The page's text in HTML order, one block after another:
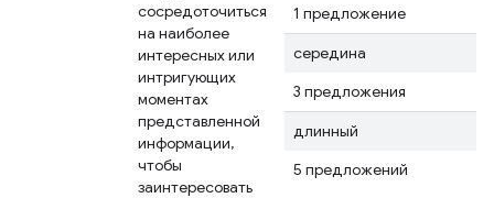
сосредоточиться
на наиболее
интересных или
интригующих
моментах
представленной
информации,
чтобы
заинтересовать
1 предложение
середина
3 предложения
длинный
5 предложений